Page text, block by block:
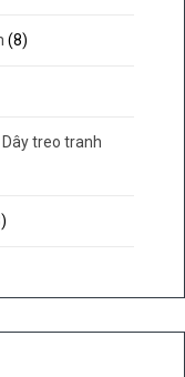
(8)
Dây treo tranh